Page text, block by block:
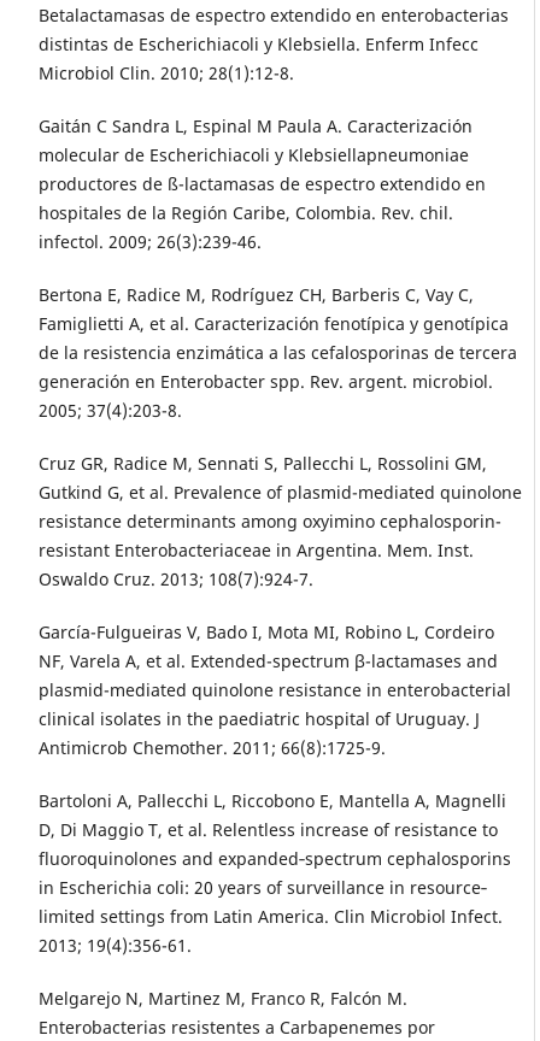
Betalactamasas de espectro extendido en enterobacterias
distintas de Escherichiacoli y Klebsiella. Enferm Infecc
Microbiol Clin. 2010; 28(1):12-8.
Gaitán C Sandra L, Espinal M Paula A. Caracterización
molecular de Escherichiacoli y Klebsiellapneumoniae
productores de ß-lactamasas de espectro extendido en
hospitales de la Región Caribe, Colombia. Rev. chil.
infectol. 2009; 26(3):239-46.
Bertona E, Radice M, Rodríguez CH, Barberis C, Vay C,
Famiglietti A, et al. Caracterización fenotípica y genotípica
de la resistencia enzimática a las cefalosporinas de tercera
generación en Enterobacter spp. Rev. argent. microbiol.
2005; 37(4):203-8.
Cruz GR, Radice M, Sennati S, Pallecchi L, Rossolini GM,
Gutkind G, et al. Prevalence of plasmid-mediated quinolone
resistance determinants among oxyimino cephalosporin-
resistant Enterobacteriaceae in Argentina. Mem. Inst.
Oswaldo Cruz. 2013; 108(7):924-7.
García-Fulgueiras V, Bado I, Mota MI, Robino L, Cordeiro
NF, Varela A, et al. Extended-spectrum β-lactamases and
plasmid-mediated quinolone resistance in enterobacterial
clinical isolates in the paediatric hospital of Uruguay. J
Antimicrob Chemother. 2011; 66(8):1725-9.
Bartoloni A, Pallecchi L, Riccobono E, Mantella A, Magnelli
D, Di Maggio T, et al. Relentless increase of resistance to
fluoroquinolones and expanded‐spectrum cephalosporins
in Escherichia coli: 20 years of surveillance in resource‐
limited settings from Latin America. Clin Microbiol Infect.
2013; 19(4):356-61.
Melgarejo N, Martinez M, Franco R, Falcón M.
Enterobacterias resistentes a Carbapenemes por